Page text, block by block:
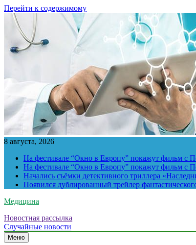
Перейти к содержимому
8 августа, 2026
На фестивале “Окно в Европу” покажут фильм с
На фестивале “Окно в Европу” покажут фильм с
Начались съёмки детективного триллера
Появился дублированный трейлер
Медицина
Новостная рассылка
Случайные новости
Меню